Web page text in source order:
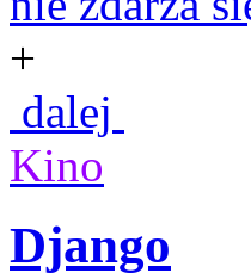
+
dalej
Kino
Django